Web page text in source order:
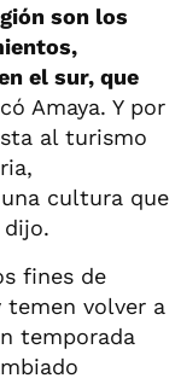
son los
el sur, que
Amaya. Y por
al turismo
cultura que
dijo.
fines de
temen volver a
temporada